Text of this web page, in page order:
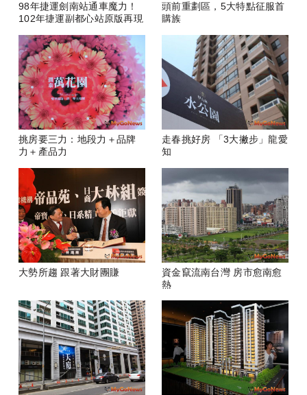
98年捷運劍南站通車魔力！
102年捷運副都心站原版再現
頭前重劃區，5大特點征服首
購族
挑房要三力：地段力＋品牌
力＋產品力
走春挑好房 「3大撇步」龍愛
知
大勢所趨 跟著大財團賺
資金竄流南台灣 房市愈南愈
熱